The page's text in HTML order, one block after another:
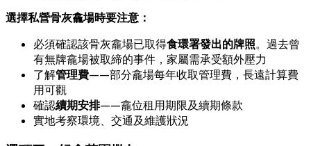
選擇私營骨灰龕場時要注意：
必須確認該骨灰龕場已取得食環署發出的牌照。過去曾
有無牌龕場被取締的事件，家屬需承受額外壓力
了解管理費——部分龕場每年收取管理費，長遠計算費
用可觀
確認續期安排——龕位租用期限及續期條款
實地考察環境、交通及維護狀況